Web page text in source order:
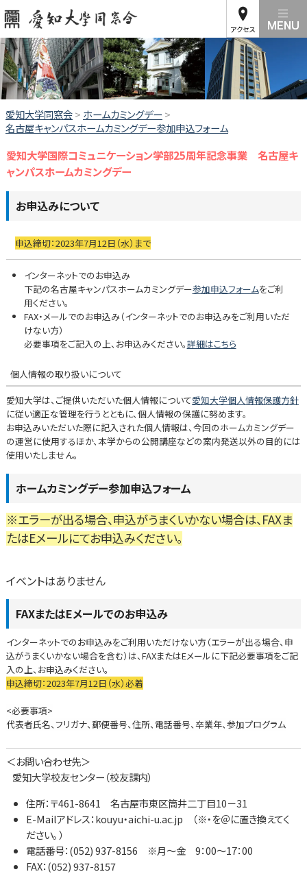
アクセス
愛知大学同窓会> ホームカミングデー >
名古屋キャンパスホームカミングデー参加申込フォーム
愛知大学国際コミュニケーション学部25周年記念事業 名古屋キ
ャンパスホームカミングデー
お申込みについて
申込締切：2023年7月12日（水）まで
インターネットでのお申込み
下記の名古屋キャンパスホームカミングデー参加申込フォームをご利
用ください。
FAX・メールでのお申込み（インターネットでのお申込みをご利用いただ
けない方）
必要事項をご記入の上、お申込みください。詳細はこちら
個人情報の取り扱いについて
愛知大学は、ご提供いただいた個人情報について愛知大学個人情報保護方針
に従い適正な管理を行うとともに、個人情報の保護に努めます。
お申込みいただいた際に記入された個人情報は、今回のホームカミングデー
の運営に使用するほか、本学からの公開講座などの案内発送以外の目的には
使用いたしません。
ホームカミングデー参加申込フォーム
※エラーが出る場合、申込がうまくいかない場合は、FAXま
たはEメールにてお申込みください。
イベントはありません
FAXまたはEメールでのお申込み
インターネットでのお申込みをご利用いただけない方（エラーが出る場合、申
込がうまくいかない場合を含む）は、FAXまたはEメールに下記必要事項をご記
入の上、お申込みください。
申込締切：2023年7月12日（水）必着
<必要事項>
代表者氏名、フリガナ、郵便番号、住所、電話番号、卒業年、参加プログラム
＜お問い合わせ先＞
愛知大学校友センター（校友課内）
住所：〒461-8641 名古屋市東区筒井二丁目10－31
E-Mailアドレス：kouyu・aichi-u.ac.jp （※・を＠に置き換えてく
ださい。 ）
電話番号：(052) 937-8156 ※月～金 9：00～17：00
FAX：(052) 937-8157